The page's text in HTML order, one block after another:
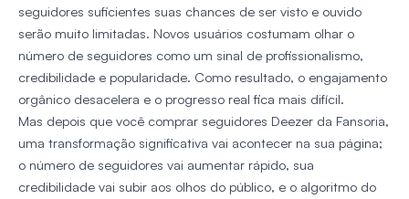
seguidores suficientes suas chances de ser visto e ouvido
serão muito limitadas. Novos usuários costumam olhar o
número de seguidores como um sinal de profissionalismo,
credibilidade e popularidade. Como resultado, o engajamento
orgânico desacelera e o progresso real fica mais difícil.
Mas depois que você comprar seguidores Deezer da Fansoria,
uma transformação significativa vai acontecer na sua página;
o número de seguidores vai aumentar rápido, sua
credibilidade vai subir aos olhos do público, e o algoritmo do